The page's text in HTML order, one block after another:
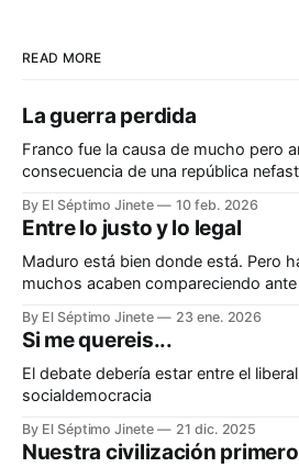
READ MORE
La guerra perdida
Franco fue la causa de mucho pero
consecuencia de una república
By El Séptimo Jinete 10 feb. 2026
Entre lo justo y lo legal
Maduro está bien donde está. Pero
muchos acaben compareciendo
By El Séptimo Jinete 23 ene. 2026
Si me quereis...
El debate debería estar entre el
socialdemocracia
By El Séptimo Jinete 21 dic. 2025
Nuestra civilización primero